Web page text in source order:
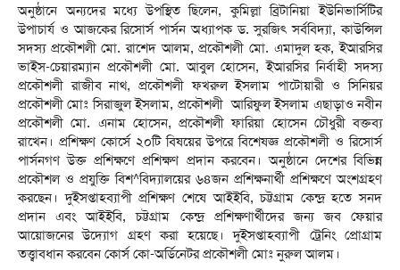
অনুষ্ঠানে অন্যদের মধ্যে উপস্থিত ছিলেন, কুমিল্লা ব্রিটানিয়া ইউনিভার্সিটির
উপাচার্য ও আজকের রিসোর্স পার্সন অধ্যাপক ড. সুরজিৎ সর্ববিদ্যা, কাউন্সিল
সদস্য প্রকৌশলী মো. রাশেদ আলম, প্রকৌশলী মো. এমাদুল হক, ইআরসির
ভাইস-চেয়ারম্যান প্রকৌশলী মো. আবুল হোসেন, ইআরসির নির্বাহী সদস্য
প্রকৌশলী রাজীব নাথ, প্রকৌশলী ফখরুল ইসলাম পাটোয়ারী ও সিনিয়র
প্রকৌশলী মোঃ সিরাজুল ইসলাম, প্রকৌশলী আরিফুল ইসলাম এছাড়াও নবীন
প্রকৌশলী মো. এনাম হোসেন, প্রকৌশলী ফারিয়া হোসেন চৌধুরী বক্তব্য
রাখেন। প্রশিক্ষণ কোর্সে ২০টি বিষয়ের উপরে বিশেষজ্ঞ প্রকৌশলী ও রিসোর্স
পার্সনগণ উক্ত প্রশিক্ষণে প্রশিক্ষণ প্রদান করবেন। অনুষ্ঠানে দেশের বিভিন্ন
প্রকৌশল ও প্রযুক্তি বিশ^বিদ্যালয়ের ৬৪জন প্রশিক্ষনার্থী প্রশিক্ষণে অংশগ্রহণ
করছেন। দুইসপ্তাহব্যাপী প্রশিক্ষণ শেষে আইইবি, চট্টগ্রাম কেন্দ্র হতে সনদ
প্রদান এবং আইইবি, চট্টগ্রাম কেন্দ্র প্রশিক্ষণার্থীদের জন্য জব ফেয়ার
আয়োজনের উদ্যোগ গ্রহণ করা হয়েছে। দুইসপ্তাহব্যাপী ট্রেনিং প্রোগ্রাম
তত্ত্বাবধান করবেন কোর্স কো-অর্ডিনেটর প্রকৌশলী মোঃ নুরুল আলম।